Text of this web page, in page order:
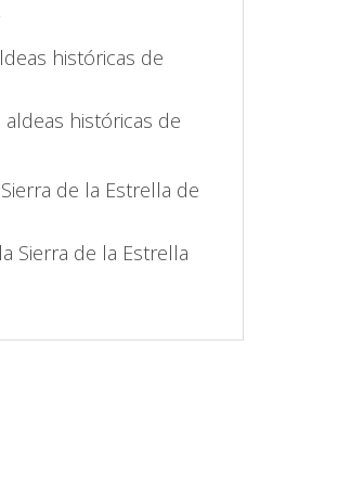
históricas de
de la Estrella de